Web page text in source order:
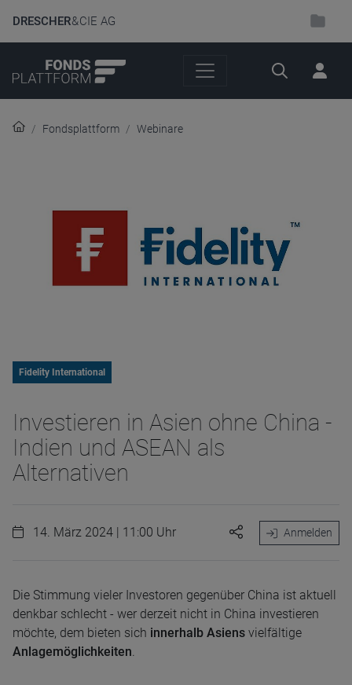
DRESCHER& CIE AG
Suche
Fondsplattform Webinare
Fidelity International
Investieren in Asien ohne China -
Indien und ASEAN als
Alternativen
14. März 2024 | 11:00 Uhr Anmelden
Die Stimmung vieler Investoren gegenüber China ist aktuell
denkbar schlecht - wer derzeit nicht in China investieren
möchte, dem bieten sich innerhalb Asiens vielfältige
Anlagemöglichkeiten.